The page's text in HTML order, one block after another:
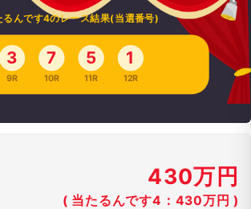
るんです4のレース結果(当選番号)
3
9R
7
10R
5
11R
1
12R
430万円
( 当たるんです4：430万円 )